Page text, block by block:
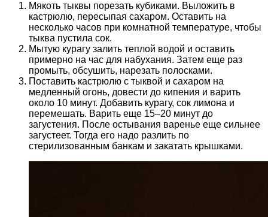
Мякоть тыквы порезать кубиками. Выложить в
кастрюлю, пересыпая сахаром. Оставить на
несколько часов при комнатной температуре, чтобы
тыква пустила сок.
Мытую курагу залить теплой водой и оставить
примерно на час для набухания. Затем еще раз
промыть, обсушить, нарезать полосками.
Поставить кастрюлю с тыквой и сахаром на
медленный огонь, довести до кипения и варить
около 10 минут. Добавить курагу, сок лимона и
перемешать. Варить еще 15–20 минут до
загустения. После остывания варенье еще сильнее
загустеет. Тогда его надо разлить по
стерилизованным банкам и закатать крышками.